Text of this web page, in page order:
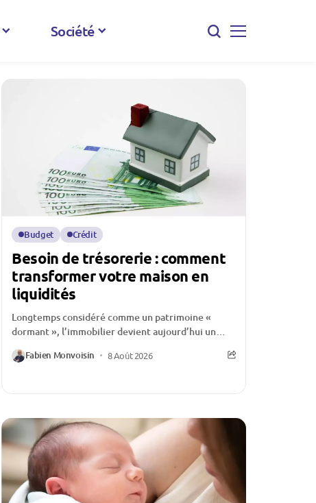
Société
Budget Crédit
Besoin de trésorerie : comment
transformer votre maison en
liquidités
Longtemps considéré comme un patrimoine «
dormant », l’immobilier devient aujourd’hui un
ménages français. Face à...
Fabien Monvoisin 8 Août 2026